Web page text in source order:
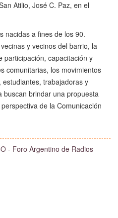
Atilio, José C. Paz, en el
nacidas a fines de los 90.
y vecinos del barrio, la
participación, capacitación y
comunitarias, los movimientos
trabajadoras y
buscan brindar una propuesta
de la Comunicación
- Foro Argentino de Radios